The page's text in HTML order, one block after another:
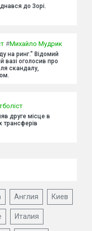
до Зорі.
#Михайло Мудрик
на ринг." Відомий
вазі оголосив про
скандалу,
друге місце в
трансферів
Англия Киев
Италия